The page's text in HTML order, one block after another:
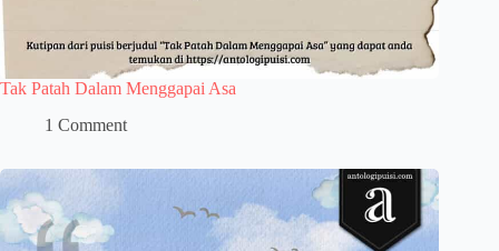
Tak Patah Dalam Menggapai Asa
1 Comment